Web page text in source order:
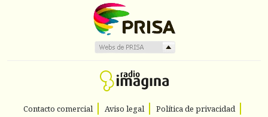
Contacto comercial Aviso legal
Política de privacidad